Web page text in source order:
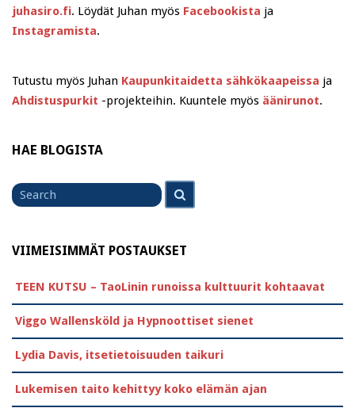
juhasiro.fi. Löydät Juhan myös Facebookista ja
Instagramista.
Tutustu myös Juhan Kaupunkitaidetta sähkökaapeissa ja
Ahdistuspurkit -projekteihin. Kuuntele myös äänirunot.
HAE BLOGISTA
Search
for
VIIMEISIMMÄT POSTAUKSET
TEEN KUTSU – TaoLinin runoissa kulttuurit kohtaavat
Viggo Wallensköld ja Hypnoottiset sienet
Lydia Davis, itsetietoisuuden taikuri
Lukemisen taito kehittyy koko elämän ajan